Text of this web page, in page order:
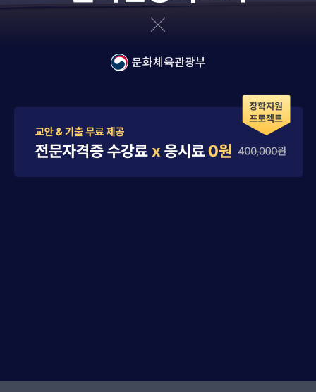
문화체육관광부